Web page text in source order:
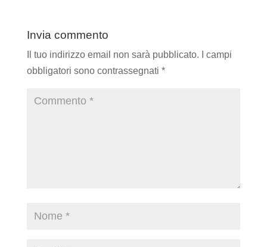
Invia commento
Il tuo indirizzo email non sarà pubblicato.
I campi
obbligatori sono contrassegnati *